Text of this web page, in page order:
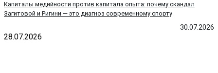
30.07.2026
Капиталы медийности против капитала опыта: почему скандал
Загитовой и Ригини — это диагноз современному спорту
28.07.2026